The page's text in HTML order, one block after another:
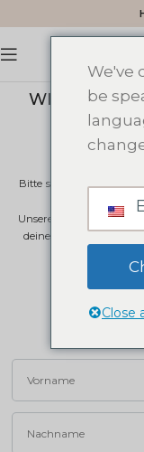
WIR
Bitte schreibe uns an
Unsere Arbeitszeiten
deine Nachricht nach
We've
be
Close